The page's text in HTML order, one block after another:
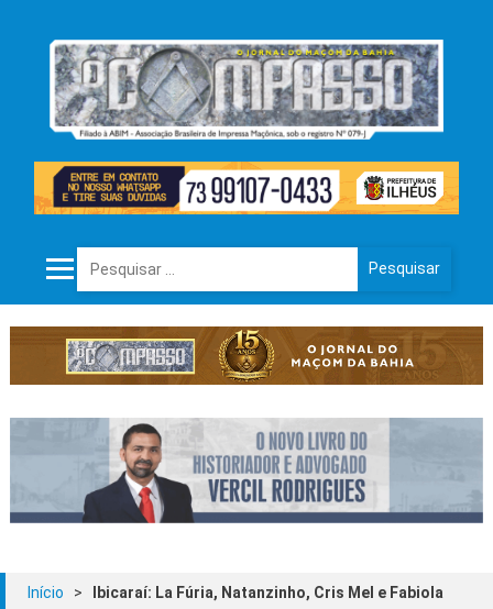
Pesquisar por:
Início >
Ibicaraí: La Fúria, Natanzinho, Cris Mel e Fabiola